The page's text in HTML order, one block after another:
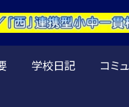
学校日記 コミ